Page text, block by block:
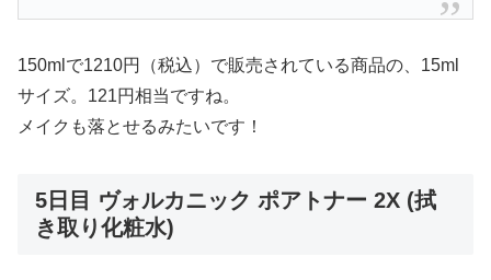
150mlで1210円（税込）で販売されている商品の、15ml
サイズ。121円相当ですね。
メイクも落とせるみたいです！
5日目 ヴォルカニック ポアトナー 2X (拭
き取り化粧水)